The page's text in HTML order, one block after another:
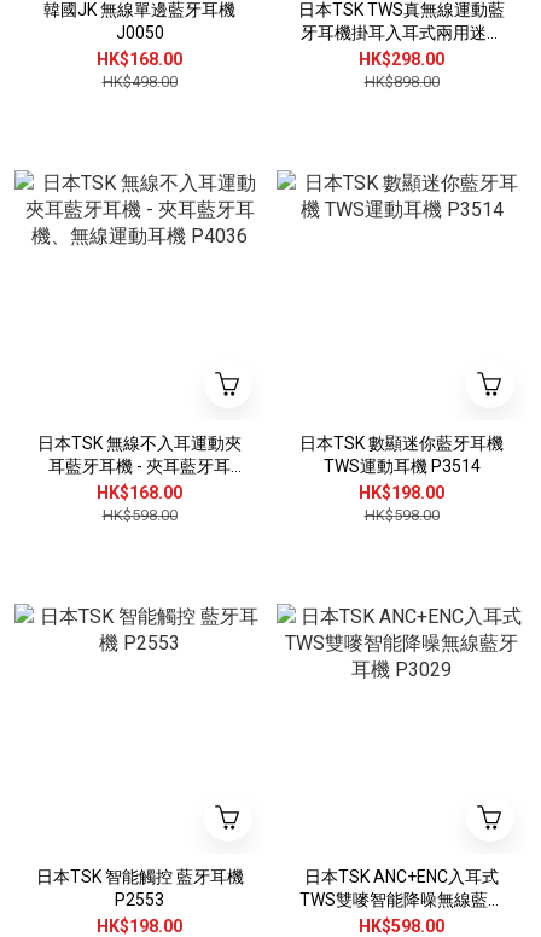
韓國JK 無線單邊藍牙耳機
J0050
HK$168.00
HK$498.00
日本TSK TWS真無線運動藍
牙耳機掛耳入耳式兩用迷你
降噪低延遲遊戲藍牙耳機
P3758
HK$298.00
HK$898.00
日本TSK 無線不入耳運動夾
耳藍牙耳機 - 夾耳藍牙耳
機、無線運動耳機 P4036
HK$168.00
HK$598.00
日本TSK 數顯迷你藍牙耳機
TWS運動耳機 P3514
HK$198.00
HK$598.00
日本TSK 智能觸控 藍牙耳機
P2553
HK$198.00
日本TSK ANC+ENC入耳式
TWS雙嘜智能降噪無線藍牙
耳機 P3029
HK$598.00